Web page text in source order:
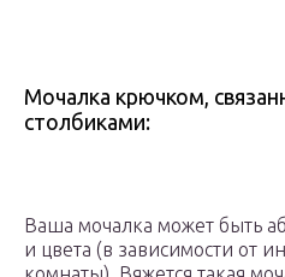
Мочалка крючком,
столбиками:
Ваша мочалка может быть
и цвета (в зависимости от